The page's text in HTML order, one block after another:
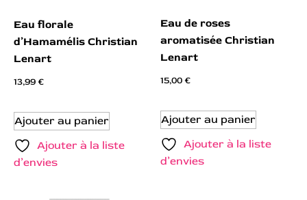
Eau florale
d’Hamamélis Christian
Lenart
13,99€
Ajouter au panier
Ajouter à la liste
d’envies
Eau de roses
aromatisée Christian
Lenart
15,00€
Ajouter au panier
Ajouter à la liste
d’envies